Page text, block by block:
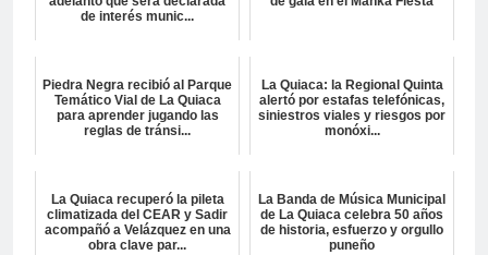
de interés munic...
Piedra Negra recibió al Parque
Temático Vial de La Quiaca
para aprender jugando las
reglas de tránsi...
La Quiaca: la Regional Quinta
alertó por estafas telefónicas,
siniestros viales y riesgos por
monóxi...
La Quiaca recuperó la pileta
climatizada del CEAR y Sadir
acompañó a Velázquez en una
obra clave par...
La Banda de Música Municipal
de La Quiaca celebra 50 años
de historia, esfuerzo y orgullo
puneño